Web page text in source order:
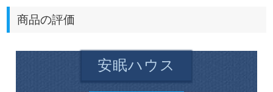
商品の評価
安眠ハウス